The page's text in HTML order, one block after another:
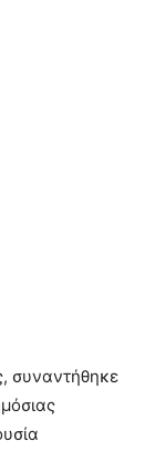
συναντήθηκε